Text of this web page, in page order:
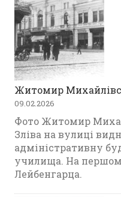
Житомир
09.02.2026
Фото Житомир
Зліва на вулиці
адміністративну
училища. На
Лейбенгарца.